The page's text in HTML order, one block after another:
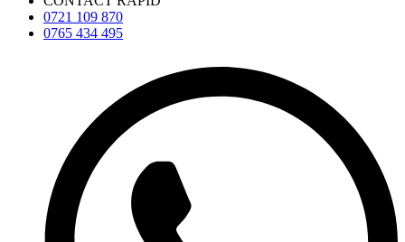
0721 109 870
0765 434 495